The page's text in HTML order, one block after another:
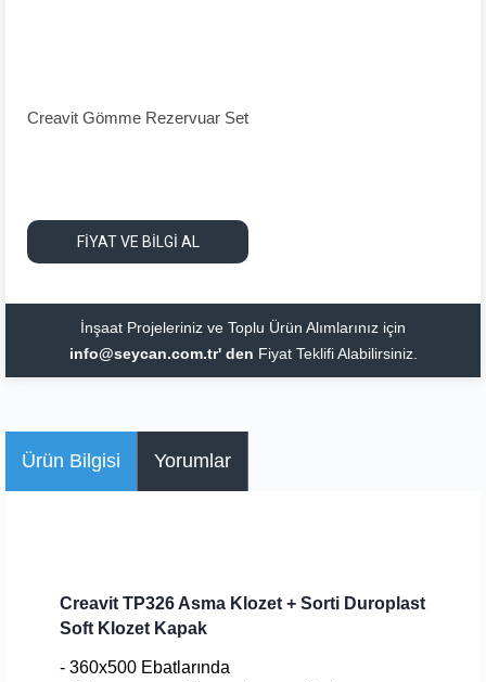
Creavit Gömme Rezervuar Set
FİYAT VE BİLGİ AL
İnşaat Projeleriniz ve Toplu Ürün Alımlarınız için
info@seycan.com.tr' den Fiyat Teklifi Alabilirsiniz.
Ürün Bilgisi Yorumlar
Creavit TP326 Asma Klozet + Sorti Duroplast
Soft Klozet Kapak
- 360x500 Ebatlarında